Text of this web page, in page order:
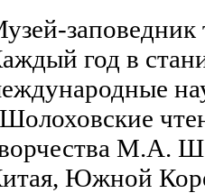
заповедник
год в
М.А.
Южной